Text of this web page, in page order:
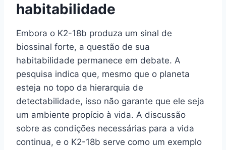
habitabilidade
Embora o K2-18b produza um sinal de
biossinal forte, a questão de sua
habitabilidade permanece em debate. A
pesquisa indica que, mesmo que o planeta
esteja no topo da hierarquia de
detectabilidade, isso não garante que ele seja
um ambiente propício à vida. A discussão
sobre as condições necessárias para a vida
continua, e o K2-18b serve como um exemplo